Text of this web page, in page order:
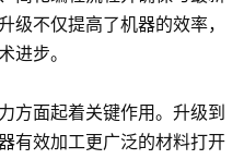
级不仅提高了机器的效率，
进步。
方面起着关键作用。升级到
有效加工更广泛的材料打开